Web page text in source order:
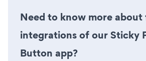
Need to know more about
integrations of our Sticky
Button app?